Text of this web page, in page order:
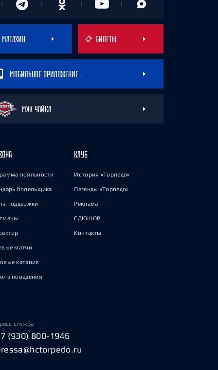
МАГАЗИН БИЛЕТЫ
МОБИЛЬНОЕ ПРИЛОЖЕНИЕ
МХК ЧАЙКА
лояльности
болельщика
поддержки
матчи
катания
поведения
КЛУБ
История «Торпедо»
Легенды «Торпедо»
Реклама
СДЮШОР
Контакты
служба
(930) 800-1946